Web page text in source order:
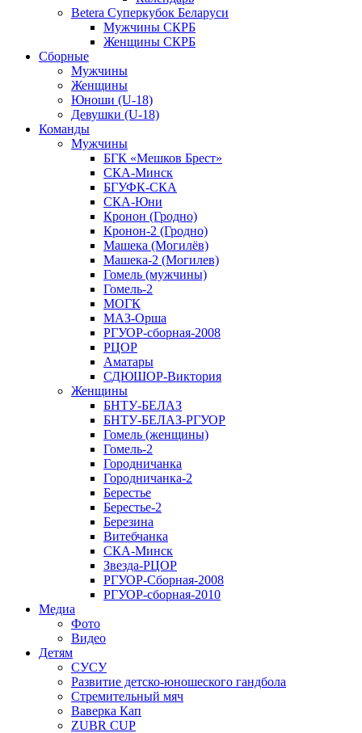
Betera Суперкубок Беларуси
Мужчины СКРБ
Женщины СКРБ
Сборные
Мужчины
Женщины
Юноши (U-18)
Девушки (U-18)
Команды
Мужчины
БГК «Мешков Брест»
СКА-Минск
БГУФК-СКА
СКА-Юни
Кронон (Гродно)
Кронон-2 (Гродно)
Машека (Могилёв)
Машека-2 (Могилев)
Гомель (мужчины)
Гомель-2
МОГК
МАЗ-Орша
РГУОР-сборная-2008
РЦОР
Аматары
СДЮШОР-Виктория
Женщины
БНТУ-БЕЛАЗ
БНТУ-БЕЛАЗ-РГУОР
Гомель (женщины)
Гомель-2
Городничанка
Городничанка-2
Берестье
Берестье-2
Березина
Витебчанка
СКА-Минск
Звезда-РЦОР
РГУОР-Сборная-2008
РГУОР-сборная-2010
Медиа
Фото
Видео
Детям
СУСУ
Развитие детско-юношеского гандбола
Стремительный мяч
Ваверка Кап
ZUBR CUP